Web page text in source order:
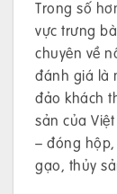
Trong số
vực trưng
chuyên về
đánh giá là
đảo khách
sản của
– đóng
gạo, thủy